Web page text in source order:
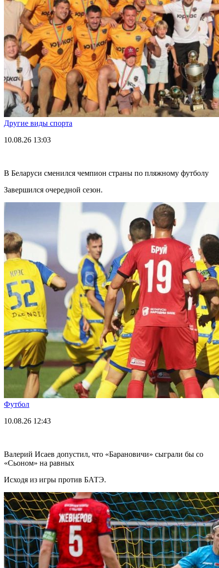
Другие виды спорта
10.08.26 13:03
В Беларуси сменился чемпион страны по пляжному футболу
Завершился очередной сезон.
Футбол
10.08.26 12:43
Валерий Исаев допустил, что «Барановичи» сыграли бы со
«Сьоном» на равных
Исходя из игры против БАТЭ.